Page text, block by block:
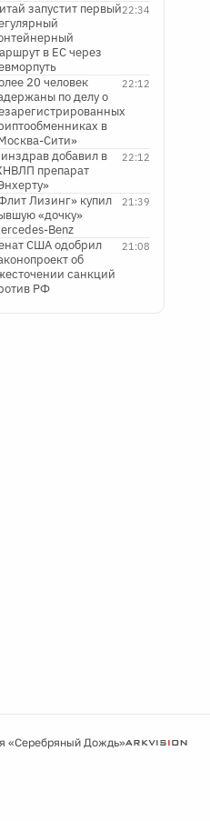
22:34
запустит первый
в ЕС через
22:12
20 человек
по делу о
в
Сити»
22:12
добавил в
препарат
21:39
Лизинг» купил
«дочку»
Benz
21:08
США одобрил
об
санкций
РФ
«Серебряный Дождь»